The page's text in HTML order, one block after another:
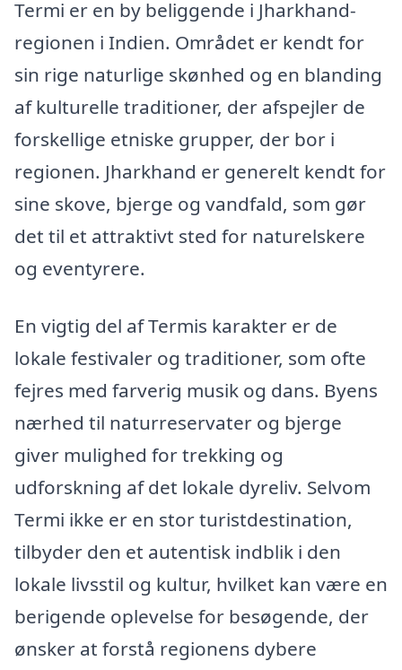
Termi er en by beliggende i Jharkhand-
regionen i Indien. Området er kendt for
sin rige naturlige skønhed og en blanding
af kulturelle traditioner, der afspejler de
forskellige etniske grupper, der bor i
regionen. Jharkhand er generelt kendt for
sine skove, bjerge og vandfald, som gør
det til et attraktivt sted for naturelskere
og eventyrere.
En vigtig del af Termis karakter er de
lokale festivaler og traditioner, som ofte
fejres med farverig musik og dans. Byens
nærhed til naturreservater og bjerge
giver mulighed for trekking og
udforskning af det lokale dyreliv. Selvom
Termi ikke er en stor turistdestination,
tilbyder den et autentisk indblik i den
lokale livsstil og kultur, hvilket kan være en
berigende oplevelse for besøgende, der
ønsker at forstå regionens dybere